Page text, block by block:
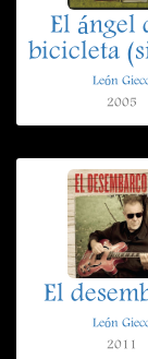
El ángel
bicicleta
León
2005
El
León
2011